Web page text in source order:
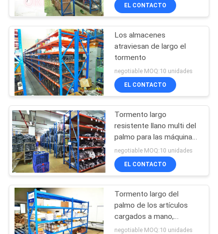
NOTICIAS
CASOS
MAPA
DEL
SITIO
PRIVACY
POLICY
EL CONTACTO
Los almacenes
atraviesan de largo el
tormento
negotiable MOQ:10 unidades
EL CONTACTO
Tormento largo
resistente llano multi del
palmo para las máquinas
de la cosecha de orden
negotiable MOQ:10 unidades
EL CONTACTO
Tormento largo del
palmo de los artículos
cargados a mano,
sistema resistente del
negotiable MOQ:10 unidades